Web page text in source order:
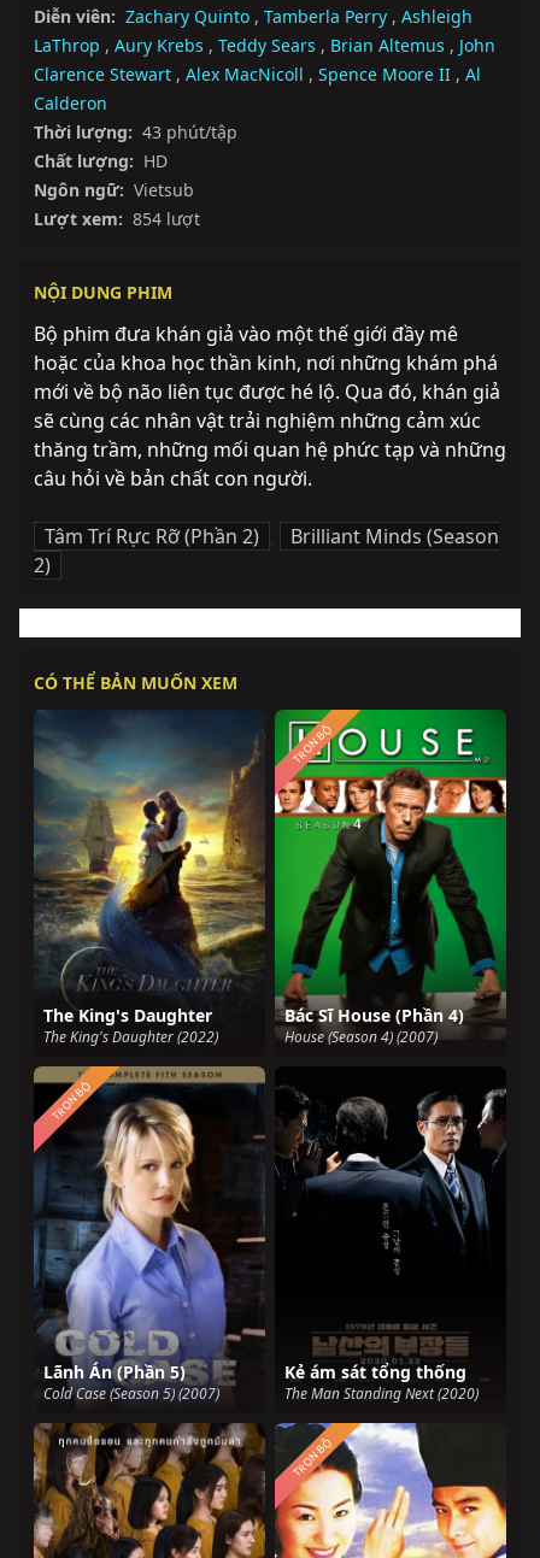
Diễn viên: Zachary Quinto , Tamberla Perry , Ashleigh
LaThrop , Aury Krebs , Teddy Sears , Brian Altemus , John
Clarence Stewart , Alex MacNicoll , Spence Moore II , Al
Calderon
Thời lượng: 43 phút/tập
Chất lượng: HD
Ngôn ngữ: Vietsub
Lượt xem: 854 lượt
NỘI DUNG PHIM
Bộ phim đưa khán giả vào một thế giới đầy mê
hoặc của khoa học thần kinh, nơi những khám phá
mới về bộ não liên tục được hé lộ. Qua đó, khán giả
sẽ cùng các nhân vật trải nghiệm những cảm xúc
thăng trầm, những mối quan hệ phức tạp và những
câu hỏi về bản chất con người.
Tâm Trí Rực Rỡ (Phần 2) ,
Brilliant Minds (Season
2)
CÓ THỂ BẢN MUỐN XEM
The King's Daughter
The King's Daughter (2022)
Bác Sĩ House (Phần 4)
House (Season 4) (2007)
TRỌN BỘ
Lãnh Án (Phần 5)
Cold Case (Season 5) (2007)
TRỌN BỘ
Kẻ ám sát tổng thống
The Man Standing Next (2020)
TRỌN BỘ